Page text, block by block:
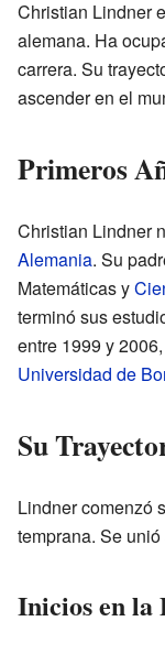
Christian Lindner
alemana. Ha
carrera. Su
ascender en el
Primeros
Christian Lindner
Alemania. Su
Matemáticas y
terminó sus
entre 1999 y
Universidad de
Su
Lindner comenzó
temprana. Se
Inicios en la